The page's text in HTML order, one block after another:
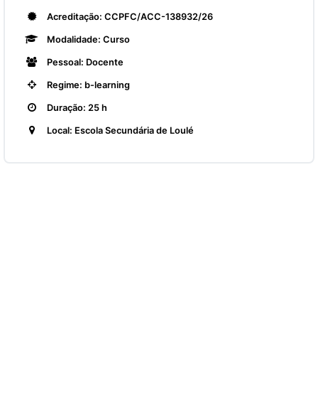
Acreditação: CCPFC/ACC-138932/26
Modalidade: Curso
Pessoal: Docente
Regime: b-learning
Duração: 25 h
Local: Escola Secundária de Loulé